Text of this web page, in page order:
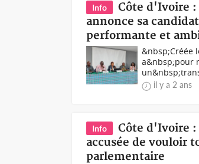
Info
Côte d'Ivoire :
annonce sa
performante et
&nbsp;Créée
a&nbsp;pour
il y a 2 ans
Info
Côte d'Ivoire :
accusée de vouloir
parlementaire